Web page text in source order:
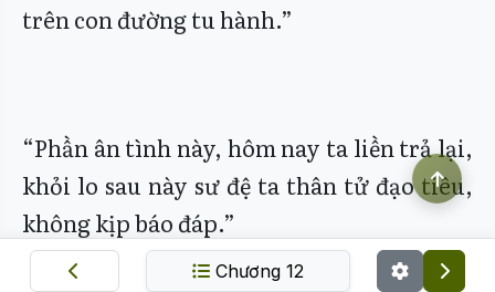
trên con đường tu hành.”
“Phần ân tình này, hôm nay ta liền trả lại,
khỏi lo sau này sư đệ ta thân tử đạo tiêu,
không kịp báo đáp.”
Chương 12